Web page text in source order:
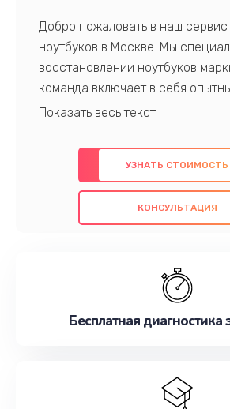
Добро пожаловать в наш
ноутбуков в Москве. Мы
восстановлении ноутбуков
команда включает в себя
профессионалов с обширными
предлагаем быстрый и
использованием оригинальных
также гарантируем качество
проведенных работ. Наша цель -
наилучшим образом. Не медлите
УЗНАТЬ СТОИМОСТЬ
КОНСУЛЬТАЦИЯ
Бесплатная диагностика